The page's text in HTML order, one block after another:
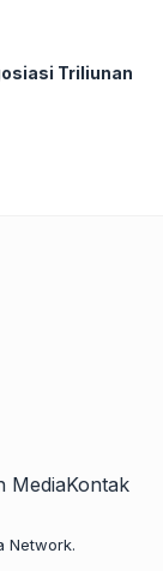
Triliunan
MediaKontak
Network.